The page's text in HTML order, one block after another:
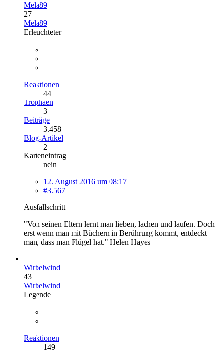
Mela89
27
Mela89
Erleuchteter
Reaktionen
44
Trophäen
3
Beiträge
3.458
Blog-Artikel
2
Karteneintrag
nein
12. August 2016 um 08:17
#3.567
Ausfallschritt
"Von seinen Eltern lernt man lieben, lachen und laufen. Doch
erst wenn man mit Büchern in Berührung kommt, entdeckt
man, dass man Flügel hat." Helen Hayes
Wirbelwind
43
Wirbelwind
Legende
Reaktionen
149